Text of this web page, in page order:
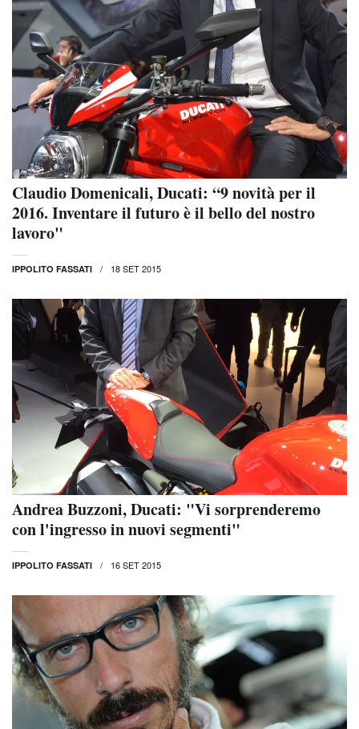
Claudio Domenicali, Ducati: “9 novità per il
2016. Inventare il futuro è il bello del nostro
lavoro"
IPPOLITO FASSATI 18 SET 2015
Andrea Buzzoni, Ducati: "Vi sorprenderemo
con l'ingresso in nuovi segmenti"
IPPOLITO FASSATI 16 SET 2015